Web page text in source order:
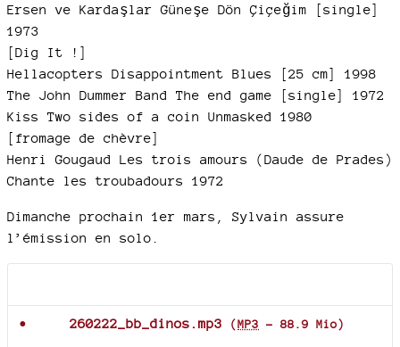
Ersen ve Kardaşlar Güneşe Dön Çiçeğim [single]
1973
[Dig It !]
Hellacopters Disappointment Blues [25 cm] 1998
The John Dummer Band The end game [single] 1972
Kiss Two sides of a coin Unmasked 1980
[fromage de chèvre]
Henri Gougaud Les trois amours (Daude de Prades)
Chante les troubadours 1972
Dimanche prochain 1er mars, Sylvain assure
l’émission en solo.
260222_bb_dinos.mp3 (MP3 - 88.9 Mio)